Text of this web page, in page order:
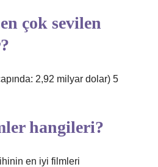
çok sevilen
2,92 milyar dolar) 5
hangileri?
en iyi filmleri